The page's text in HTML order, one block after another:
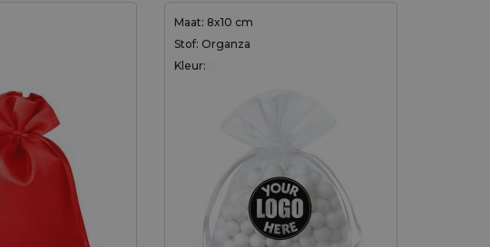
Maat: 8x10 cm
Stof: Organza
Kleur: